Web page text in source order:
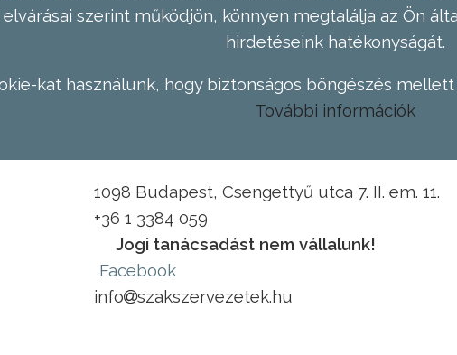
szerint működjön, könnyen megtalálja az Ön
hirdetéseink hatékonyságát.
kat használunk, hogy biztonságos böngészés
További információk
1098 Budapest, Csengettyű utca 7. II. em. 11.
+36 1 3384 059
Jogi tanácsadást nem vállalunk!
Facebook
info
szakszervezetek.hu